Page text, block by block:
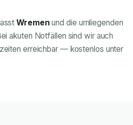
Wremen und die umliegenden
akuten Notfällen sind wir auch
erreichbar — kostenlos unter